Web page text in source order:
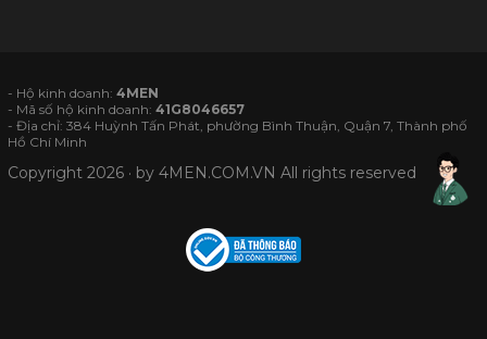
- Hộ kinh doanh:4MEN
- Mã số hộ kinh doanh:41G8046657
- Địa chỉ: 384 Huỳnh Tấn Phát, phường Bình Thuận, Quận 7, Thành phố
Hồ Chí Minh
Copyright 2026 · by4MEN.COM.VN All rights reserved